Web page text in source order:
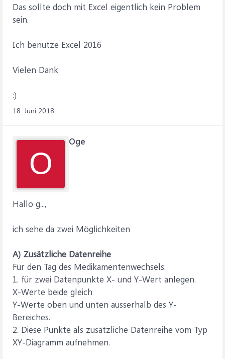
Das sollte doch mit Excel eigentlich kein Problem
sein.
Ich benutze Excel 2016
Vielen Dank
:)
18. Juni 2018
O
Oge
Hallo g...,
ich sehe da zwei Möglichkeiten
A) Zusätzliche Datenreihe
Für den Tag des Medikamentenwechsels:
1. für zwei Datenpunkte X- und Y-Wert anlegen.
X-Werte beide gleich
Y-Werte oben und unten ausserhalb des Y-
Bereiches.
2. Diese Punkte als zusätzliche Datenreihe vom Typ
XY-Diagramm aufnehmen.